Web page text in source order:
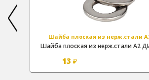
Шайба плоская из нерж.стали
Шайба плоская из нерж.стали А2
13 ₽